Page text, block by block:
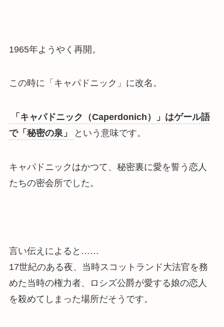
1965年ようやく再開。
この時に「キャパドニック」に改名。
「キャパドニック（Caperdonich）」はゲール語
で「秘密の泉」
という意味です。
キャパドニックはかつて、 秘密裏に愛を誓う恋人
たちの密会所でした。
言い伝えによると……
17世紀のある夜、当時スコットランド大法官を務
めた当時の権力者、ロシズ公爵が愛する娘の恋人
を殺めてしまった場所だそうです。